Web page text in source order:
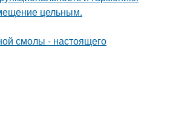
цельным.
смолы - настоящего